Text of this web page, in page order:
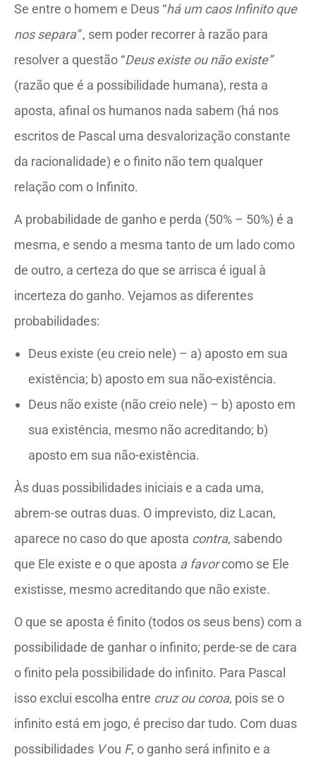
Se entre o homem e Deus “há um caos Infinito que
nos separa” , sem poder recorrer à razão para
resolver a questão “Deus existe ou não existe”
(razão que é a possibilidade humana), resta a
aposta, afinal os humanos nada sabem (há nos
escritos de Pascal uma desvalorização constante
da racionalidade) e o finito não tem qualquer
relação com o Infinito.
A probabilidade de ganho e perda (50% – 50%) é a
mesma, e sendo a mesma tanto de um lado como
de outro, a certeza do que se arrisca é igual à
incerteza do ganho. Vejamos as diferentes
probabilidades:
Deus existe (eu creio nele) – a) aposto em sua
existência; b) aposto em sua não-existência.
Deus não existe (não creio nele) – b) aposto em
sua existência, mesmo não acreditando; b)
aposto em sua não-existência.
Às duas possibilidades iniciais e a cada uma,
abrem-se outras duas. O imprevisto, diz Lacan,
aparece no caso do que aposta contra, sabendo
que Ele existe e o que aposta a favorcomo se Ele
existisse, mesmo acreditando que não existe.
O que se aposta é finito (todos os seus bens) com a
possibilidade de ganhar o infinito; perde-se de cara
o finito pela possibilidade do infinito. Para Pascal
isso exclui escolha entre cruz ou coroa, pois se o
infinito está em jogo, é preciso dar tudo. Com duas
possibilidades Vou F, o ganho será infinito e a